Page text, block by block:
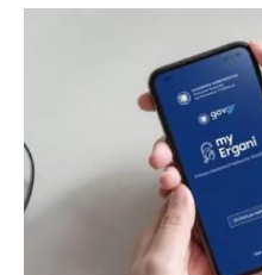
ΕΠΙΚΟΙΝΩΝΙΑ